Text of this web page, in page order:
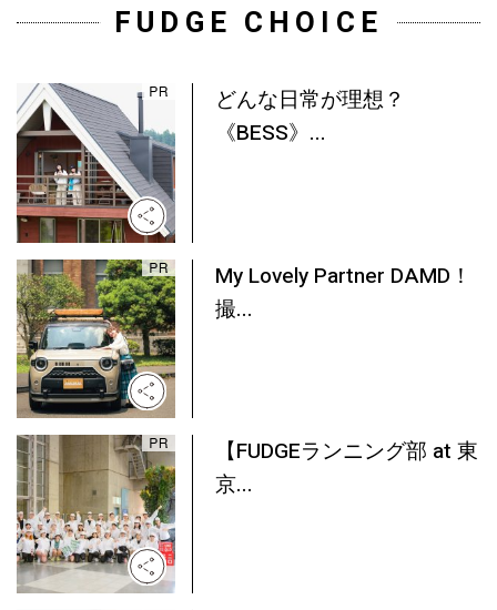
FUDGE CHOICE
どんな日常が理想？
《BESS》...
My Lovely Partner DAMD！
撮...
【FUDGEランニング部 at 東
京...